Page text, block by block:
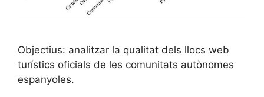
Objectius: analitzar la qualitat dels llocs web
turístics oficials de les comunitats autònomes
espanyoles.